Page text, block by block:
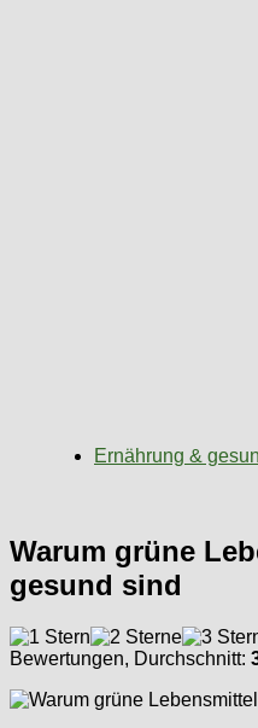
Ernährung &
Warum grüne
gesund sind
Bewertungen, Durchschnitt: